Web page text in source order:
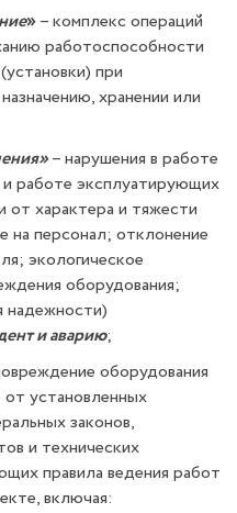
»– комплекс операций
работоспособности
при
хранении или
– нарушения в работе
работе эксплуатирующих
от характера и тяжести
на персонал; отклонение
экологическое
оборудования;
надежности)
и аварию;
оборудования
установленных
законов,
и технических
правила ведения работ
включая: